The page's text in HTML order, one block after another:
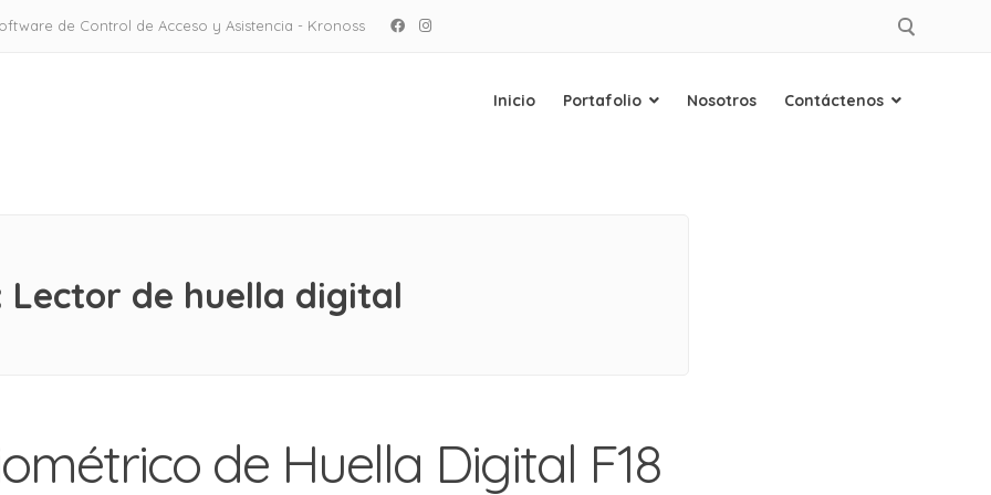
de Control de Acceso y Asistencia - Kronoss FacebookInstagram
Inicio Portafolio Nosotros Contáctenos
Lector de huella digital
de Huella Digital F18